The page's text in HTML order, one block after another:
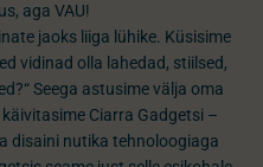
aga VAU!
jaoks liiga lühike. Küsisime
vidinad olla lahedad, stiilsed,
Seega astusime välja oma
Ciarra Gadgetsi –
disaini nutika tehnoloogiaga